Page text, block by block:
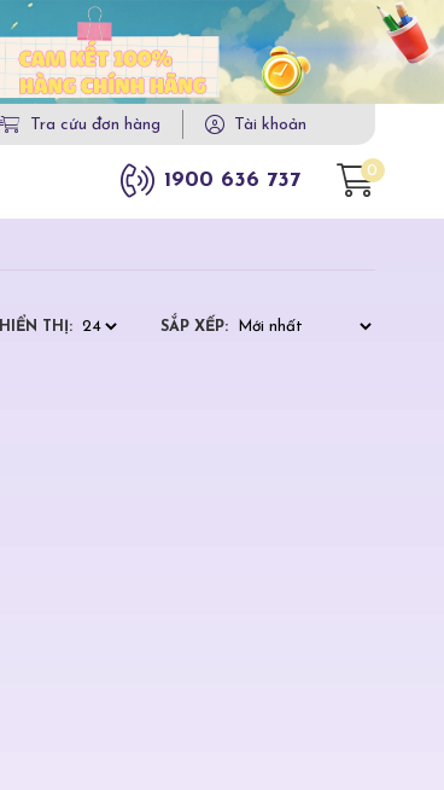
Tra cứu đơn hàng Tài khoản
1900 636 737 0
HIỂN THỊ: SẮP XẾP: